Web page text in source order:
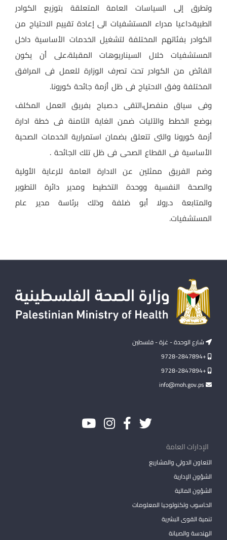
وتطرق إلى السياسات العامة المتعلقة بتوزيع الكوادر
الطبية،داعيا مدراء المستشفيات الى إعادة تقييم الاحتياج من
الكوادر بفئاتهم المختلفة لتشغيل الخدمات الأساسية داخل
المستشفيات خلال السيناريوهات المقبلة،على أن يكون
الفائض من الكوادر تحت تصرف الوزارة للعمل فى المرافق
المختلفة وفق الاحتياج فى ظل أزمة جائحة كورونا.
وفى سياق منفصل،التقى د.صباح بفريق العمل المكلف
بوضع الخطط والآليات ضمن الغاية الثامنة فى خطة ادارة
أزمة كورونا والتى تتعلق بضمان استمرارية الخدمات الصحية
الأساسية فى القطاع الصحى فى ظل تلك الجائحة .
وضم الفريق ممثلين عن الادارة العامة للرعاية الأولية
والصحة النفسية ووحدة التخطيط ومدير دائرة التطوير
والمتابعة د.رولا أبو ضلفة وذلك برئاسة مدير عام
المستشفيات.
شارع الوحدة - غزة - فلسطين
+9728-2847894
+9728-2847894
الإدارات العامة
التعاون الدولي والمشاريع
الشؤون الإدارية
الشؤون المالية
الحاسوب وتكنولوجيا المعلومات
تنمية القوى البشرية
الهندسة والصيانة